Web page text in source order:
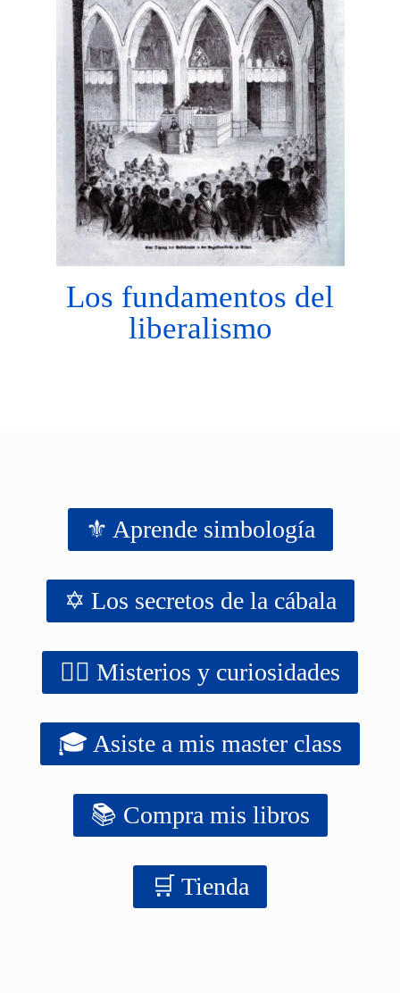
Los fundamentos del
liberalismo
⚜️ Aprende simbología
✡️ Los secretos de la cábala
‍‍‍‍‍🧙‍♂️ Misterios y curiosidades
🎓 Asiste a mis master class
📚 Compra mis libros
‍‍🛒 Tienda